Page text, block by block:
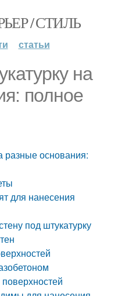
/ СТИЛЬ
статьи
на
полное
разные основания:
для нанесения
под штукатурку